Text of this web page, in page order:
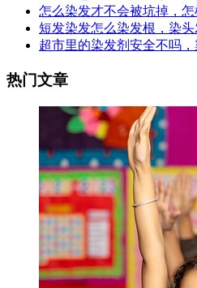
怎么染发才不会被坑掉，
短发染发怎么染发根，染
超市里的染发剂安全不吗，
热门文章